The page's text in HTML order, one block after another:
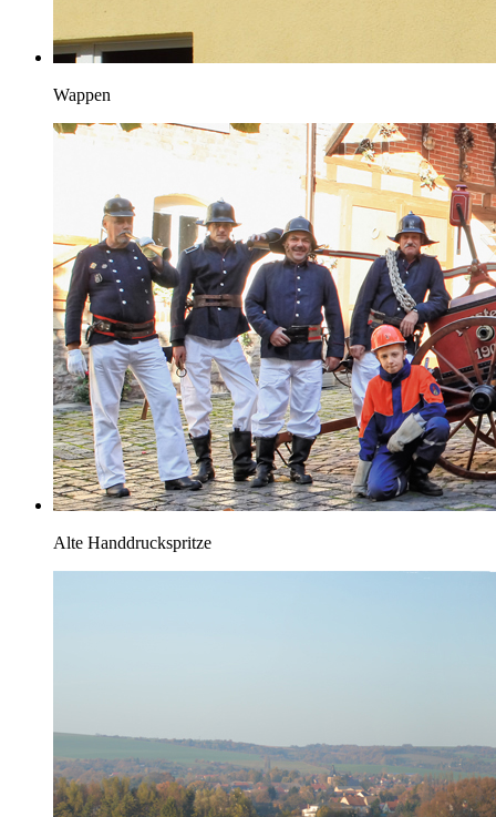
Wappen
Alte Handdruckspritze